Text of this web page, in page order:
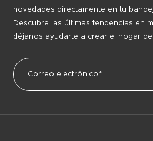
novedades directamente en tu
Descubre las últimas tendencias en
déjanos ayudarte a crear el hogar